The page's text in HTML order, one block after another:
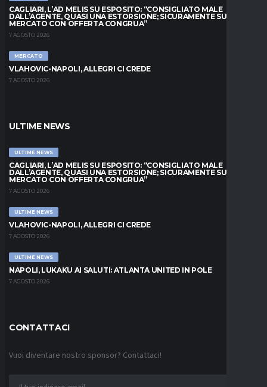
CAGLIARI, L’AD MELIS SU ESPOSITO: “CONSIGLIATO MALE
DALL’AGENTE, QUASI UNA ESTORSIONE; SICURAMENTE SUL
MERCATO CON OFFERTA CONGRUA”
7 AGOSTO 2026
MERCATO
VLAHOVIC-NAPOLI, ALLEGRI CI CREDE
7 AGOSTO 2026
ULTIME NEWS
ULTIME NEWS
CAGLIARI, L’AD MELIS SU ESPOSITO: “CONSIGLIATO MALE
DALL’AGENTE, QUASI UNA ESTORSIONE; SICURAMENTE SUL
MERCATO CON OFFERTA CONGRUA”
7 AGOSTO 2026
ULTIME NEWS
VLAHOVIC-NAPOLI, ALLEGRI CI CREDE
7 AGOSTO 2026
ULTIME NEWS
NAPOLI, LUKAKU AI SALUTI: ATLANTA UNITED IN POLE
7 AGOSTO 2026
CONTATTACI
Vuoi diventare nostro sponsor? Contattaci!